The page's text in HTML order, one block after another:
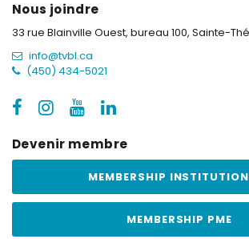
Nous joindre
33 rue Blainville Ouest, bureau 100, Sainte-
info@tvbl.ca
(450) 434-5021
Devenir membre
MEMBERSHIP
MEMBERSHIP PME